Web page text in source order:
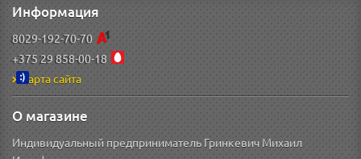
Информация
8029-192-70-70
+375 29 858-00-18
Карта сайта
О магазине
Индивидуальный предприниматель Гринкевич Михаил